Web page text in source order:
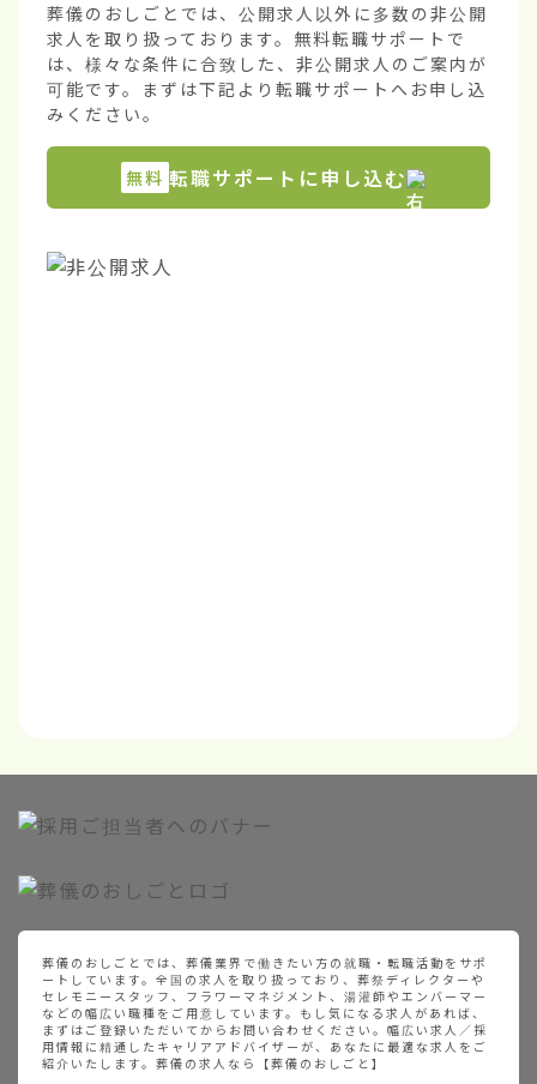
葬儀のおしごとでは、公開求人以外に多数の非公開
求人を取り扱っております。無料転職サポートで
は、様々な条件に合致した、非公開求人のご案内が
可能です。まずは下記より転職サポートへお申し込
みください。
無料 転職サポートに申し込む
葬儀のおしごとでは、葬儀業界で働きたい方の就職・転職活動をサポ
ートしています。全国の求人を取り扱っており、葬祭ディレクターや
セレモニースタッフ、フラワーマネジメント、湯灌師やエンバーマー
などの幅広い職種をご用意しています。もし気になる求人があれば、
まずはご登録いただいてからお問い合わせください。幅広い求人／採
用情報に精通したキャリアアドバイザーが、あなたに最適な求人をご
紹介いたします。葬儀の求人なら【葬儀のおしごと】